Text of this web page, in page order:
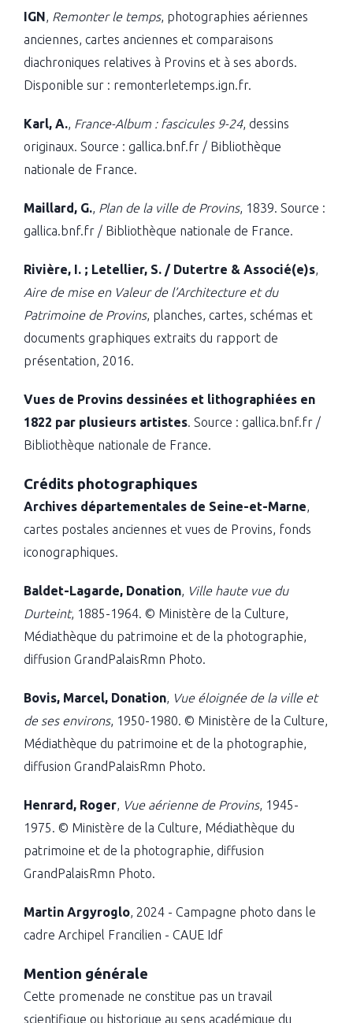
IGN , Remonter le temps, photographies aériennes
anciennes, cartes anciennes et comparaisons
diachroniques relatives à Provins et à ses abords.
Disponible sur : remonterletemps.ign.fr.
Karl, A., France-Album : fascicules 9-24, dessins
originaux. Source : gallica.bnf.fr / Bibliothèque
nationale de France.
Maillard, G., Plan de la ville de Provins, 1839. Source :
gallica.bnf.fr / Bibliothèque nationale de France.
Rivière, I. ; Letellier, S. / Dutertre & Associé(e)s,
Aire de mise en Valeur de l’Architecture et du
Patrimoine de Provins, planches, cartes, schémas et
documents graphiques extraits du rapport de
présentation, 2016.
Vues de Provins dessinées et lithographiées en
1822 par plusieurs artistes. Source : gallica.bnf.fr /
Bibliothèque nationale de France.
Crédits photographiques
Archives départementales de Seine-et-Marne,
cartes postales anciennes et vues de Provins, fonds
iconographiques.
Baldet-Lagarde, Donation, Ville haute vue du
Durteint, 1885-1964. © Ministère de la Culture,
Médiathèque du patrimoine et de la photographie,
diffusion GrandPalaisRmn Photo.
Bovis, Marcel, Donation, Vue éloignée de la ville et
de ses environs, 1950-1980. © Ministère de la Culture,
Médiathèque du patrimoine et de la photographie,
diffusion GrandPalaisRmn Photo.
Henrard, Roger, Vue aérienne de Provins, 1945-
1975. © Ministère de la Culture, Médiathèque du
patrimoine et de la photographie, diffusion
GrandPalaisRmn Photo.
Martin Argyroglo, 2024 - Campagne photo dans le
cadre Archipel Francilien - CAUE Idf
Mention générale
Cette promenade ne constitue pas un travail
scientifique ou historique au sens académique du